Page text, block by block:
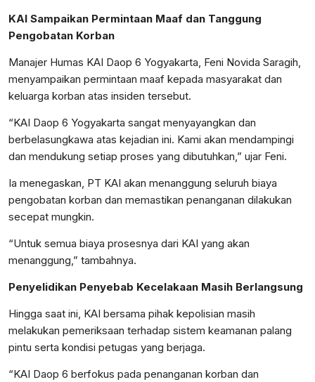
KAI Sampaikan Permintaan Maaf dan Tanggung
Pengobatan Korban
Manajer Humas KAI Daop 6 Yogyakarta, Feni Novida Saragih,
menyampaikan permintaan maaf kepada masyarakat dan
keluarga korban atas insiden tersebut.
“KAI Daop 6 Yogyakarta sangat menyayangkan dan
berbelasungkawa atas kejadian ini. Kami akan mendampingi
dan mendukung setiap proses yang dibutuhkan,” ujar Feni.
Ia menegaskan, PT KAI akan menanggung seluruh biaya
pengobatan korban dan memastikan penanganan dilakukan
secepat mungkin.
“Untuk semua biaya prosesnya dari KAI yang akan
menanggung,” tambahnya.
Penyelidikan Penyebab Kecelakaan Masih Berlangsung
Hingga saat ini, KAI bersama pihak kepolisian masih
melakukan pemeriksaan terhadap sistem keamanan palang
pintu serta kondisi petugas yang berjaga.
“KAI Daop 6 berfokus pada penanganan korban dan